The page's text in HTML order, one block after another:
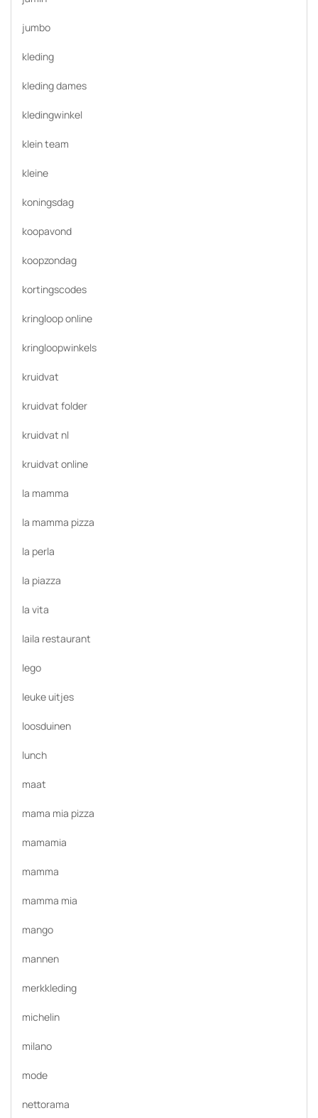
jumbo
kleding
kleding dames
kledingwinkel
klein team
kleine
koningsdag
koopavond
koopzondag
kortingscodes
kringloop online
kringloopwinkels
kruidvat
kruidvat folder
kruidvat nl
kruidvat online
la mamma
la mamma pizza
la perla
la piazza
la vita
laila restaurant
lego
leuke uitjes
loosduinen
lunch
maat
mama mia pizza
mamamia
mamma
mamma mia
mango
mannen
merkkleding
michelin
milano
mode
nettorama